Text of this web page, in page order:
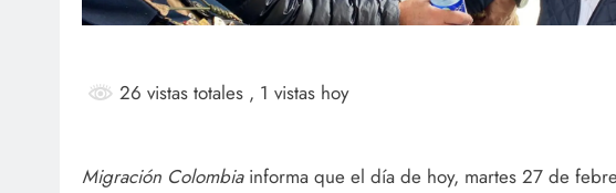
26 vistas totales , 1 vistas hoy
Migración Colombiainforma que el día de hoy, martes 27 de